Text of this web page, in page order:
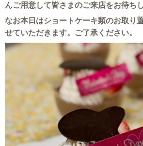
んご用意して皆さまのご来店をお待ち
なお本日はショートケーキ類のお取り
せていただきます。ご了承ください。